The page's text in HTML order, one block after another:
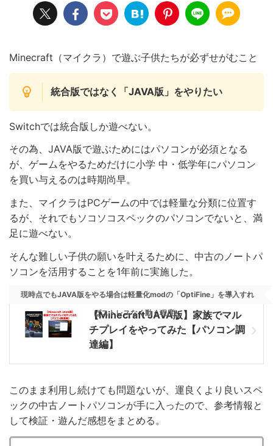
Minecraft（マイクラ）で遊ぶ子供たちが必ずせがむこと
統合版ではなく「JAVA版」をやりたい
Switchでは統合版しか遊べない。
その為、JAVA版で遊ぶためにはパソコンが必須となる
が、ゲームをやるためだけに小学 中・低学年にパソコン
を買い与えるのは時期尚早。
また、マイクラはPCゲームの中では軽量な分類に位置す
るが、それでもソコソコスペックのパソコンでないと、満
足に遊べない。
そんな難しい子供の願いを叶えるために、中古のノートパ
ソコンを活用することを1年前に実施した。
【Minecraft JAVA版】家族でマル
チプレイをやってみた【パソコン調
達編】
現時点でもJAVA版をやる場合は軽量化modの「OptiFine」を導入すれ
ばストレスなく動く程度。
このまま利用し続けても問題ないが、運良くより良いスペ
ックの中古ノートパソコンが手に入ったので、参考情報と
して検証・遊んだ感想をまとめる。